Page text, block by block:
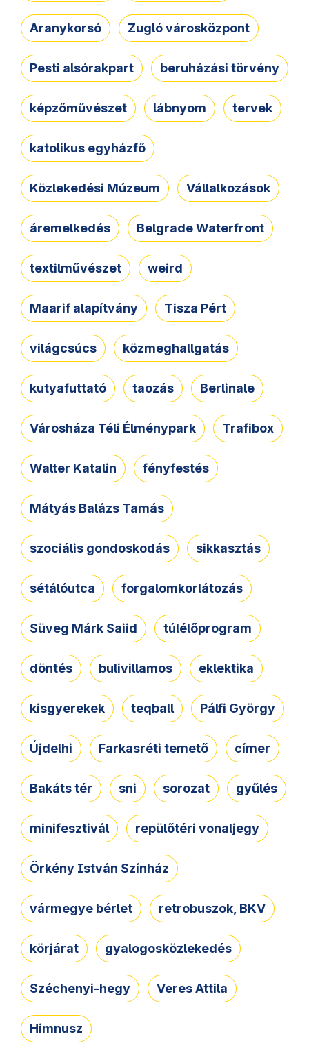
Aranykorsó Zugló városközpont
Pesti alsórakpart beruházási törvény
képzőművészet lábnyom tervek
katolikus egyházfő
Közlekedési Múzeum Vállalkozások
áremelkedés Belgrade Waterfront
textilművészet weird
Maarif alapítvány Tisza Pért
világcsúcs közmeghallgatás
kutyafuttató taozás Berlinale
Városháza Téli Élménypark Trafibox
Walter Katalin fényfestés
Mátyás Balázs Tamás
szociális gondoskodás sikkasztás
sétálóutca forgalomkorlátozás
Süveg Márk Saiid túlélőprogram
döntés bulivillamos eklektika
kisgyerekek teqball Pálfi György
Újdelhi Farkasréti temető címer
Bakáts tér sni sorozat gyűlés
minifesztivál repülőtéri vonaljegy
Örkény István Színház
vármegye bérlet retrobuszok, BKV
körjárat gyalogosközlekedés
Széchenyi-hegy Veres Attila
Himnusz